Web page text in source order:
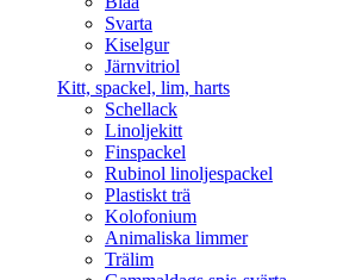
Svarta
Kiselgur
Järnvitriol
Kitt, spackel, lim, harts
Schellack
Linoljekitt
Finspackel
Rubinol linoljespackel
Plastiskt trä
Kolofonium
Animaliska limmer
Trälim